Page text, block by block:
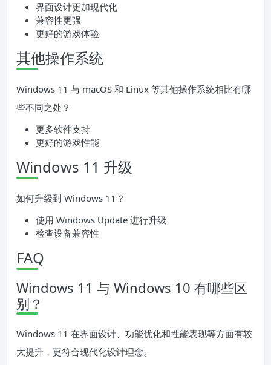
界面设计更加现代化
兼容性更强
更好的游戏体验
其他操作系统
Windows 11 与 macOS 和 Linux 等其他操作系统相比有哪
些不同之处？
更多软件支持
更好的游戏性能
Windows 11 升级
如何升级到 Windows 11？
使用 Windows Update 进行升级
检查设备兼容性
FAQ
Windows 11 与 Windows 10 有哪些区
别？
Windows 11 在界面设计、功能优化和性能表现等方面有较
大提升，更符合现代化设计理念。